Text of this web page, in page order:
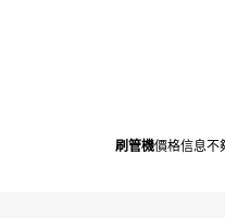
刷管機價格信息不